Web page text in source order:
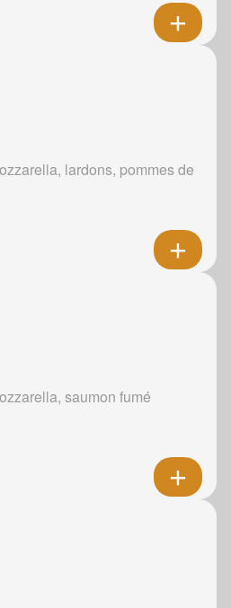
lardons, pommes de
saumon fumé